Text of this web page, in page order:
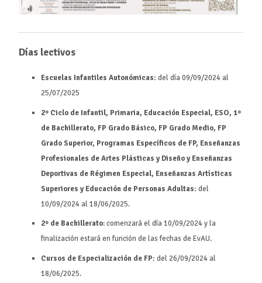
Días lectivos
Escuelas Infantiles Autonómicas: del día 09/09/2024 al
25/07/2025
2º Ciclo de Infantil, Primaria, Educación Especial, ESO, 1º
de Bachillerato, FP Grado Básico, FP Grado Medio, FP
Grado Superior, Programas Específicos de FP, Enseñanzas
Profesionales de Artes Plásticas y Diseño y Enseñanzas
Deportivas de Régimen Especial, Enseñanzas Artísticas
Superiores y Educación de Personas Adultas: del
10/09/2024 al 18/06/2025.
2º de Bachillerato: comenzará el día 10/09/2024 y la
finalización estará en función de las fechas de EvAU.
Cursos de Especialización de FP: del 26/09/2024 al
18/06/2025.